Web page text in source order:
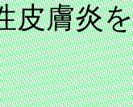
皮膚炎